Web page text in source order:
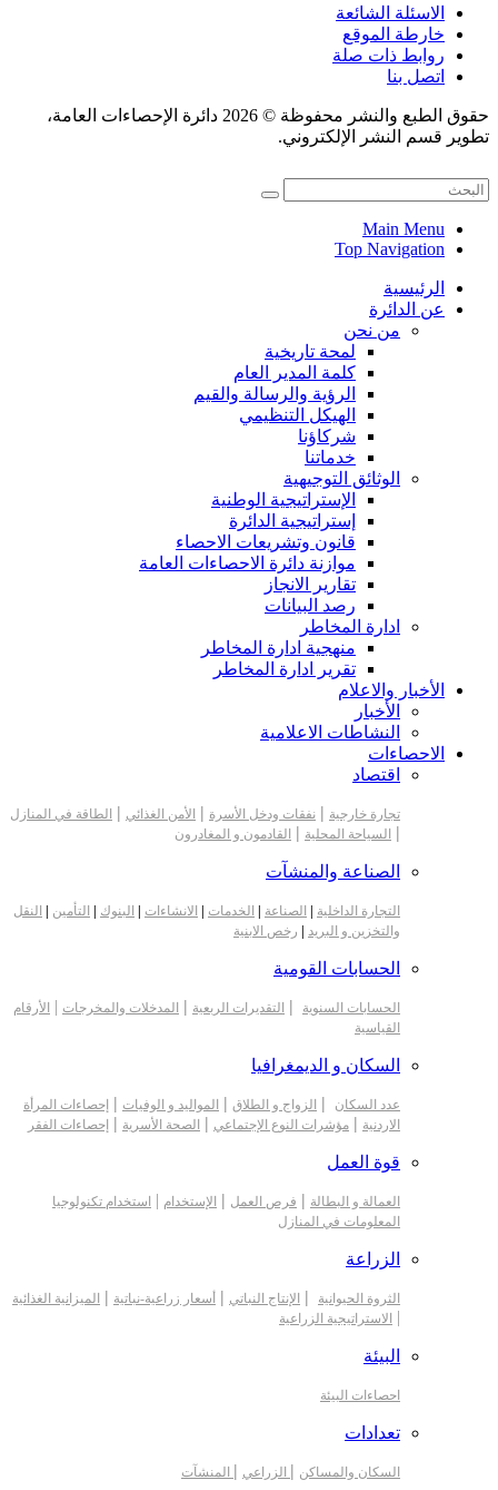
الاسئلة الشائعة
خارطة الموقع
روابط ذات صلة
اتصل بنا
حقوق الطبع والنشر محفوظة © 2026 دائرة الإحصاءات العامة،
تطوير قسم النشر الإلكتروني.
Main Menu
Top Navigation
الرئيسية
عن الدائرة
من نحن
لمحة تاريخية
كلمة المدير العام
الرؤية والرسالة والقيم
الهيكل التنظيمي
شركاؤنا
خدماتنا
الوثائق التوجيهية
الإستراتيجية الوطنية
إستراتيجية الدائرة
قانون وتشريعات الاحصاء
موازنة دائرة الاحصاءات العامة
تقارير الانجاز
رصد البيانات
ادارة المخاطر
منهجية ادارة المخاطر
تقرير ادارة المخاطر
الأخبار والاعلام
الأخبار
النشاطات الاعلامية
الاحصاءات
اقتصاد
تجارة خارجية | نفقات ودخل الأسرة | الأمن الغذائي | الطاقة في المنازل
| السياحة المحلية | القادمون و المغادرون
الصناعة والمنشآت
التجارة الداخلية | الصناعة | الخدمات | الانشاءات | البنوك | التأمين | النقل
والتخزين و البريد | رخص الابنية
الحسابات القومية
الحسابات السنوية | التقديرات الربعية | المدخلات والمخرجات | الأرقام
القياسية
السكان و الديمغرافيا
عدد السكان | الزواج و الطلاق | المواليد و الوفيات | إحصاءات المرأة
الاردنية | مؤشرات النوع الإجتماعي | الصحة الأسرية | إحصاءات الفقر
قوة العمل
العمالة و البطالة | فرص العمل | الإستخدام | استخدام تكنولوجيا
المعلومات في المنازل
الزراعة
الثروة الحيوانية | الإنتاج النباتي | أسعار زراعية-نباتية | الميزانية الغذائية
| الاستراتيجية الزراعية
البيئة
احصاءات البيئة
تعدادات
السكان والمساكن | الزراعي | المنشآت